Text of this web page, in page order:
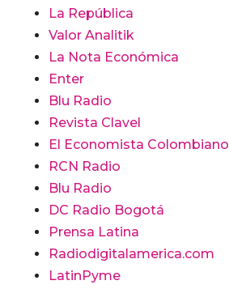
La República
Valor Analitik
La Nota Económica
Enter
Blu Radio
Revista Clavel
El Economista Colombiano
RCN Radio
Blu Radio
DC Radio Bogotá
Prensa Latina
Radiodigitalamerica.com
LatinPyme